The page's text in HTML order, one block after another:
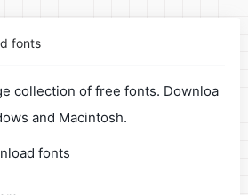
fonts
collection of free fonts. Downloa
and Macintosh.